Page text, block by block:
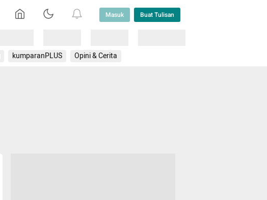
Masuk Buat Tulisan
kumparanPLUS Opini & Cerita